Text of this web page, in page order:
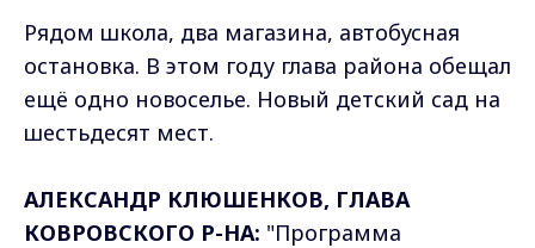
Рядом школа, два магазина, автобусная
остановка. В этом году глава района обещал
ещё одно новоселье. Новый детский сад на
шестьдесят мест.
АЛЕКСАНДР КЛЮШЕНКОВ, ГЛАВА
КОВРОВСКОГО Р-НА: "Программа